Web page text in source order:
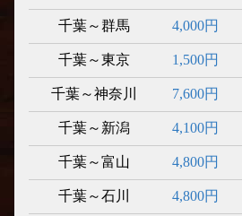
千葉～群馬 4,000円
千葉～東京 1,500円
千葉～神奈川 7,600円
千葉～新潟 4,100円
千葉～富山 4,800円
千葉～石川 4,800円